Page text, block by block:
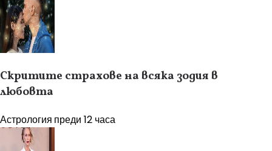
Скритите страхове на всяка зодия в
любовта
Астрология преди 12 часа